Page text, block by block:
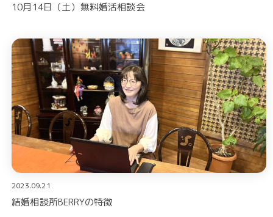
10月14日（土）無料婚活相談会
2023.09.21
結婚相談所BERRYの特徴